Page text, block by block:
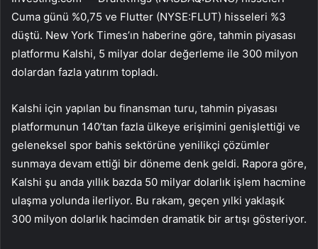
Cuma günü %0,75 ve Flutter (NYSE:FLUT) hisseleri %3
düştü. New York Times’ın haberine göre, tahmin piyasası
platformu Kalshi, 5 milyar dolar değerleme ile 300 milyon
dolardan fazla yatırım topladı.
Kalshi için yapılan bu finansman turu, tahmin piyasası
platformunun 140’tan fazla ülkeye erişimini genişlettiği ve
geleneksel spor bahis sektörüne yenilikçi çözümler
sunmaya devam ettiği bir döneme denk geldi. Rapora göre,
Kalshi şu anda yıllık bazda 50 milyar dolarlık işlem hacmine
ulaşma yolunda ilerliyor. Bu rakam, geçen yılki yaklaşık
300 milyon dolarlık hacimden dramatik bir artışı gösteriyor.